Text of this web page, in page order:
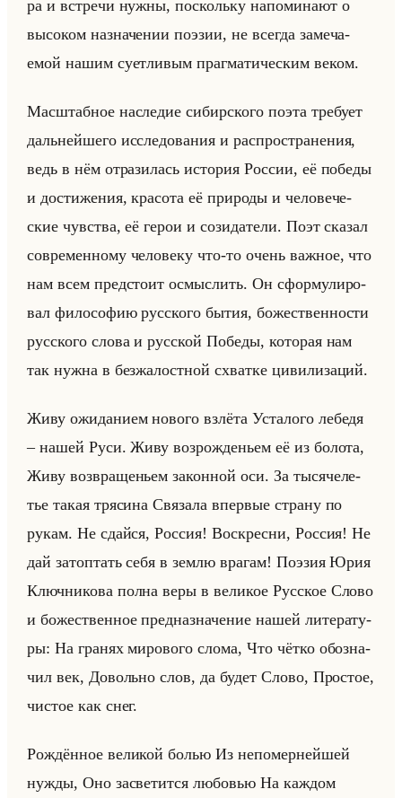
ра и встре­чи нужны, по­скольку на­по­ми­на­ют о
вы­со­ком на­зна­че­нии по­эзии, не все­гда за­ме­ча­
емой нашим су­ет­ли­вым праг­ма­ти­че­ским веком.
Мас­штаб­ное на­сле­дие си­бир­ско­го поэта тре­бу­ет
дальнейше­го ис­сле­до­ва­ния и рас­про­стра­не­ния,
ведь в нём от­ра­зи­лась ис­то­рия Рос­сии, её по­бе­ды
и до­сти­же­ния, кра­со­та её при­ро­ды и че­ло­ве­че­
ские чув­ства, её герои и со­зи­да­те­ли. Поэт ска­зал
со­вре­мен­но­му че­ло­ве­ку что-то очень важ­ное, что
нам всем пред­сто­ит осмыс­лить. Он сфор­му­ли­ро­
вал фи­ло­со­фию рус­ско­го бытия, бо­же­ствен­но­сти
рус­ско­го слова и рус­ской По­бе­ды, ко­то­рая нам
так нужна в без­жа­лост­ной схват­ке ци­ви­ли­за­ций.
Живу ожи­да­ни­ем но­во­го взлё­та Уста­ло­го ле­бе­дя
– нашей Руси. Живу воз­рож­де­ньем её из бо­ло­та,
Живу воз­вра­ще­ньем за­кон­ной оси. За ты­ся­че­ле­
тье такая тря­си­на Свя­за­ла впер­вые стра­ну по
рукам. Не сдайся, Рос­сия! Вос­крес­ни, Рос­сия! Не
дай за­топ­тать себя в землю вра­гам! По­эзия Юрия
Ключ­ни­ко­ва полна веры в ве­ли­кое Рус­ское Слово
и бо­же­ствен­ное пред­на­зна­че­ние нашей ли­те­ра­ту­
ры: На гра­нях ми­ро­во­го слома, Что чётко обо­зна­
чил век, До­вольно слов, да будет Слово, Про­стое,
чи­стое как снег.
Рож­дён­ное ве­ли­кой болью Из непо­мер­нейшей
нужды, Оно за­све­тит­ся лю­бо­вью На каж­дом